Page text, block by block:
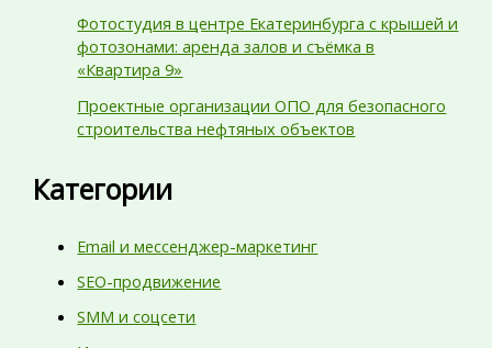
Фотостудия в центре Екатеринбурга с крышей и
фотозонами: аренда залов и съёмка в
«Квартира 9»
Проектные организации ОПО для безопасного
строительства нефтяных объектов
Категории
Email и мессенджер-маркетинг
SEO-продвижение
SMM и соцсети